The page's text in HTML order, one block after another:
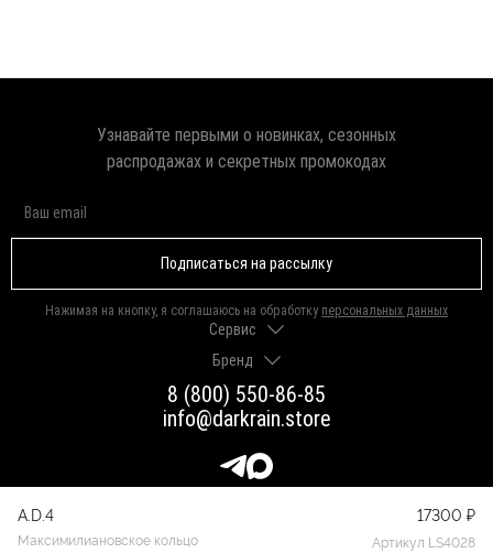
A.D.4 17300 ₽
Максимилиановское кольцо Артикул LS4028
8 (800) 550-86-85
info@darkrain.store
Сервис
Доставка и оплата
Гарантии и возврат
Как выбрать размер
Уход за украшениями
Яндекс Пэй
Долями
Бренд
О нас
Программа лояльности
Магазины
Узнавайте первыми о новинках, сезонных
распродажах и секретных промокодах
Подписаться на рассылку
Нажимая на кнопку, я соглашаюсь на обработку персональных данных